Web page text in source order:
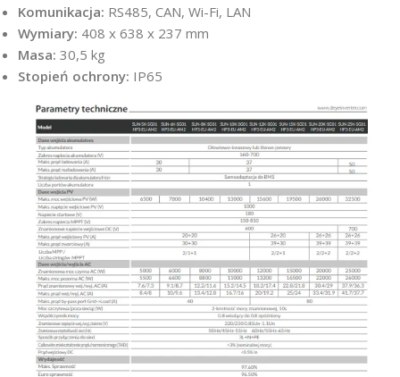
Komunikacja: RS485, CAN, Wi-Fi, LAN
Wymiary: 408 x 638 x 237 mm
Masa: 30,5 kg
Stopień ochrony: IP65